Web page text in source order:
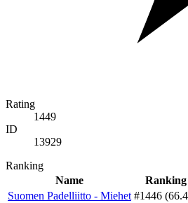
Rating
1449
ID
13929
Ranking
Name
Ranking
Suomen Padelliitto - Miehet #1446